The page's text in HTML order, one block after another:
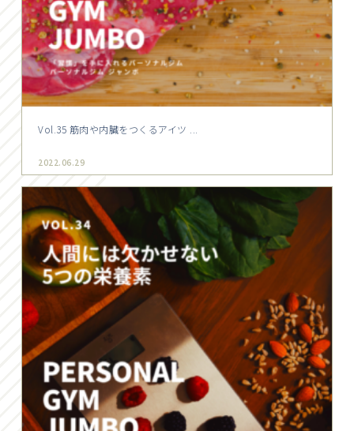
Vol.35 筋肉や内臓をつくるアイツ ...
2022.06.29